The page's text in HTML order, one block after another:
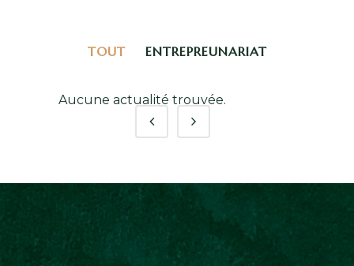
TOUT ENTREPREUNARIAT
Aucune actualité trouvée.